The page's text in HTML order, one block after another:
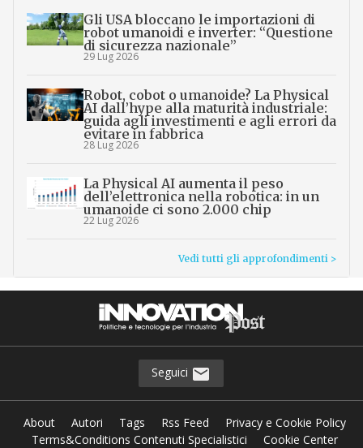
Gli USA bloccano le importazioni di
robot umanoidi e inverter: “Questione
di sicurezza nazionale”
29 Lug 2026
Robot, cobot o umanoide? La Physical
AI dall’hype alla maturità industriale:
guida agli investimenti e agli errori da
evitare in fabbrica
28 Lug 2026
La Physical AI aumenta il peso
dell’elettronica nella robotica: in un
umanoide ci sono 2.000 chip
22 Lug 2026
Vedi tutti gli approfondimenti >
Seguici
About Autori Tags Rss Feed
Privacy e Cookie Policy
Terms&Conditions Contenuti Specialistici
Cookie Center